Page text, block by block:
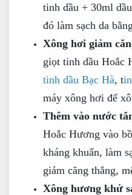
tinh dầu + 30ml
đó làm sạch da
Xông hơi giảm
giọt tinh dầu Hoắc
tinh dầu Bạc Hà, t
máy xông hơi để
Thêm vào nước
Hoắc Hương vào
kháng khuẩn, làm
giảm căng thẳng,
Xông hương khử